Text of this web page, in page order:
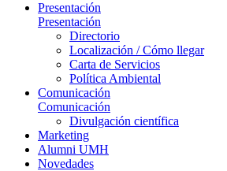
Presentación
Presentación
Directorio
Localización / Cómo llegar
Carta de Servicios
Política Ambiental
Comunicación
Comunicación
Divulgación científica
Marketing
Alumni UMH
Novedades